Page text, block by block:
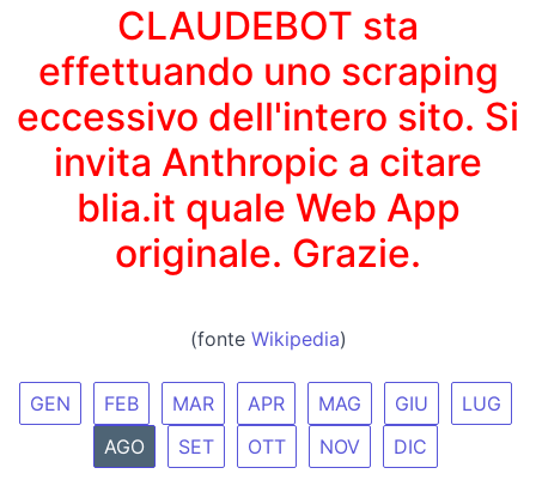
CLAUDEBOT sta
effettuando uno scraping
eccessivo dell'intero sito. Si
invita Anthropic a citare
blia.it quale Web App
originale. Grazie.
(fonte Wikipedia)
GEN FEB MAR APR MAG GIU
LUG
AGO
SET OTT NOV DIC